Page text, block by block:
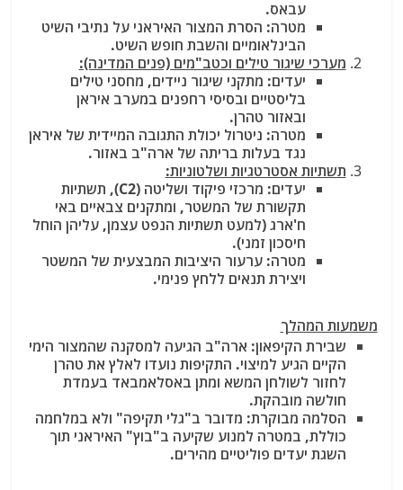
עבאס.
מטרה: הסרת המצור האיראני על נתיבי השיט
הבינלאומיים והשבת חופש השיט.
מערכי שיגור טילים וכטב"מים (פנים המדינה):
יעדים: מתקני שיגור ניידים, מחסני טילים
בליסטיים ובסיסי רחפנים במערב איראן
ובאזור טהרן.
מטרה: ניטרול יכולת התגובה המיידית של איראן
נגד בעלות בריתה של ארה"ב באזור.
תשתיות אסטרטגיות ושלטוניות:
יעדים: מרכזי פיקוד ושליטה (C2), תשתיות
תקשורת של המשטר, ומתקנים צבאיים באי
ח'ארג (למעט תשתיות הנפט עצמן, עליהן הוחל
חיסכון זמני).
מטרה: ערעור היציבות המבצעית של המשטר
ויצירת תנאים ללחץ פנימי.
משמעות המהלך
שבירת הקיפאון: ארה"ב הגיעה למסקנה שהמצור הימי
הקיים הגיע למיצוי. התקיפות נועדו לאלץ את טהרן
לחזור לשולחן המשא ומתן באסלאמבאד בעמדת
חולשה מובהקת.
הסלמה מבוקרת: מדובר ב"גלי תקיפה" ולא במלחמה
כוללת, במטרה למנוע שקיעה ב"בוץ" האיראני תוך
השגת יעדים פוליטיים מהירים.